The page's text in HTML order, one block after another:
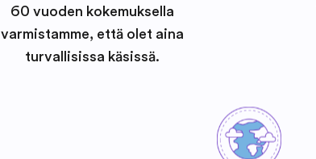
60 vuoden kokemuksella
varmistamme, että olet aina
turvallisissa käsissä.